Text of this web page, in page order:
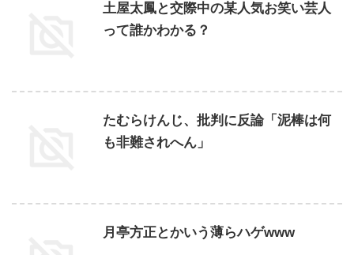
土屋太鳳と交際中の某人気お笑い芸人
って誰かわかる？
たむらけんじ、批判に反論「泥棒は何
も非難されへん」
月亭方正とかいう薄らハゲwww